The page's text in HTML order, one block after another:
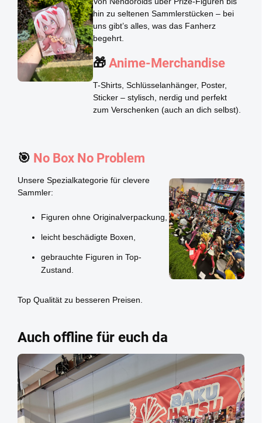
hin zu seltenen Sammlerstücken – bei
uns gibt’s alles, was das Fanherz
begehrt.
🎁Anime-Merchandise
T-Shirts, Schlüsselanhänger, Poster,
Sticker – stylisch, nerdig und perfekt
zum Verschenken (auch an dich selbst).
🎯 No Box No Problem
Unsere Spezialkategorie für clevere
Sammler:
Figuren ohne Originalverpackung,
leicht beschädigte Boxen,
gebrauchte Figuren in Top-
Zustand.
Top Qualität zu besseren Preisen.
Auch offline für euch da